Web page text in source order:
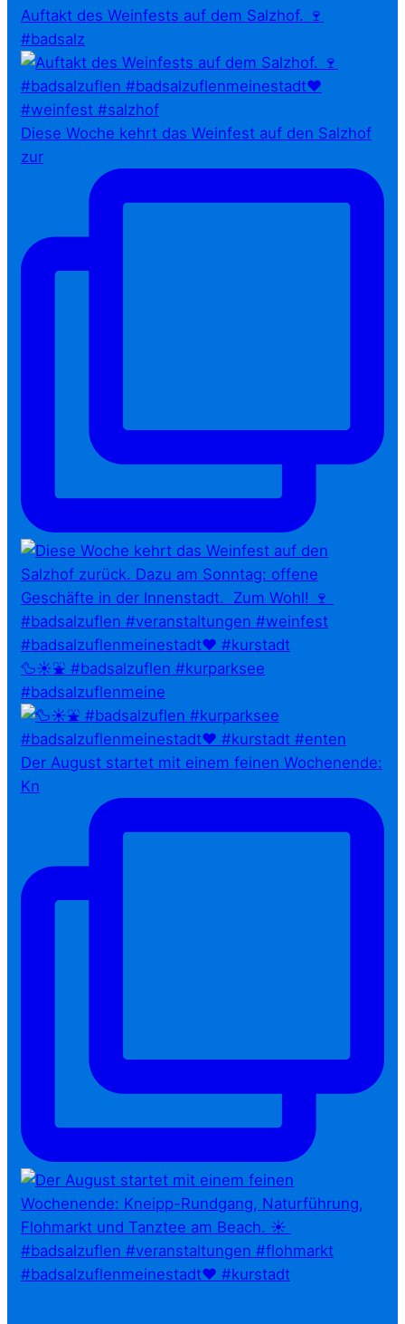
Auftakt des Weinfests auf dem Salzhof. 🍷
#badsalz
Diese Woche kehrt das Weinfest auf den Salzhof
zur
🦆☀️⛲ #badsalzuflen #kurparksee
#badsalzuflenmeine
Der August startet mit einem feinen Wochenende:
Kn